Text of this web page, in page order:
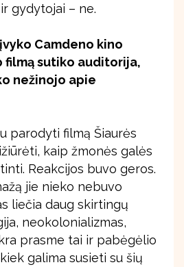
gydytojai – ne.
Camdeno kino
filmą sutiko auditorija,
nežinojo apie
parodyti filmą Šiaurės
kaip žmonės galės
Reakcijos buvo geros.
jie nieko nebuvo
liečia daug skirtingų
neokolonializmas,
prasme tai ir pabėgėlio
galima susieti su šių